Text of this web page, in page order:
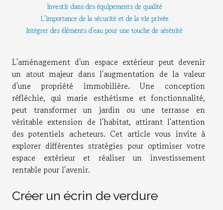
Investir dans des équipements de qualité
L'importance de la sécurité et de la vie privée
Intégrer des éléments d'eau pour une touche de sérénité
L'aménagement d'un espace extérieur peut devenir
un atout majeur dans l'augmentation de la valeur
d'une propriété immobilière. Une conception
réfléchie, qui marie esthétisme et fonctionnalité,
peut transformer un jardin ou une terrasse en
véritable extension de l'habitat, attirant l'attention
des potentiels acheteurs. Cet article vous invite à
explorer différentes stratégies pour optimiser votre
espace extérieur et réaliser un investissement
rentable pour l'avenir.
Créer un écrin de verdure